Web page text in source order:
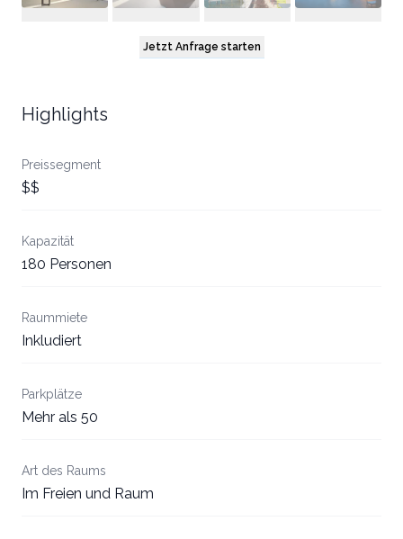
Jetzt Anfrage starten
Highlights
Preissegment
$$
Kapazität
180 Personen
Raummiete
Inkludiert
Parkplätze
Mehr als 50
Art des Raums
Im Freien und Raum